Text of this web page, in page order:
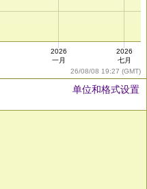
26/08/08 19:27 (GMT)
2026
一月
2026
七月
单位和格式设置